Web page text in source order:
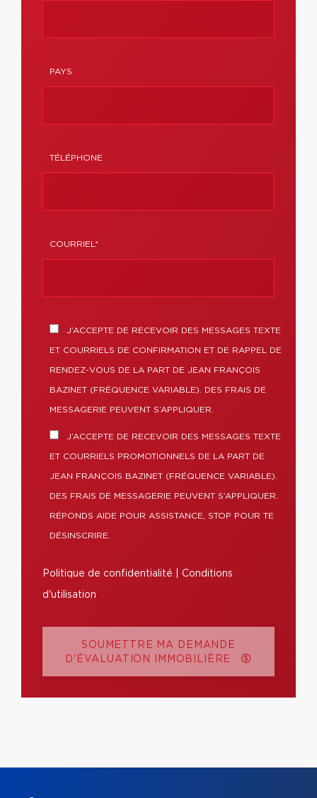
PAYS
TÉLÉPHONE
COURRIEL*
J’ACCEPTE DE RECEVOIR DES MESSAGES TEXTE
ET COURRIELS DE CONFIRMATION ET DE RAPPEL DE
RENDEZ-VOUS DE LA PART DE JEAN FRANÇOIS
BAZINET (FRÉQUENCE VARIABLE). DES FRAIS DE
MESSAGERIE PEUVENT S’APPLIQUER.
J’ACCEPTE DE RECEVOIR DES MESSAGES TEXTE
ET COURRIELS PROMOTIONNELS DE LA PART DE
JEAN FRANÇOIS BAZINET (FRÉQUENCE VARIABLE).
DES FRAIS DE MESSAGERIE PEUVENT S’APPLIQUER.
RÉPONDS AIDE POUR ASSISTANCE, STOP POUR TE
DÉSINSCRIRE.
Politique de confidentialité Conditions
d'utilisation
SOUMETTRE MA DEMANDE
D'ÉVALUATION IMMOBILIÈRE